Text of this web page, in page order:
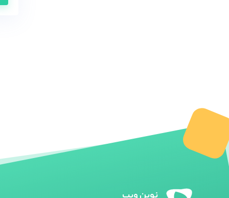
یستار(Yeastar)